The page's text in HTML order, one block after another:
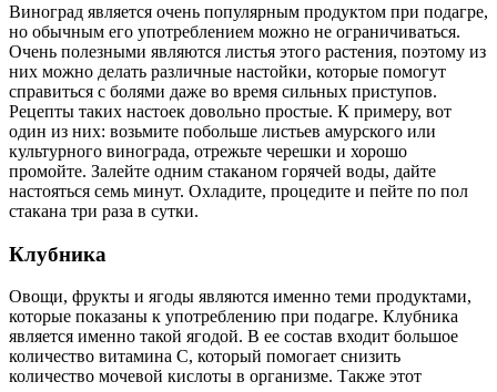
Виноград является очень популярным продуктом при подагре,
но обычным его употреблением можно не ограничиваться.
Очень полезными являются листья этого растения, поэтому из
них можно делать различные настойки, которые помогут
справиться с болями даже во время сильных приступов.
Рецепты таких настоек довольно простые. К примеру, вот
один из них: возьмите побольше листьев амурского или
культурного винограда, отрежьте черешки и хорошо
промойте. Залейте одним стаканом горячей воды, дайте
настояться семь минут. Охладите, процедите и пейте по пол
стакана три раза в сутки.
Клубника
Овощи, фрукты и ягоды являются именно теми продуктами,
которые показаны к употреблению при подагре. Клубника
является именно такой ягодой. В ее состав входит большое
количество витамина С, который помогает снизить
количество мочевой кислоты в организме. Также этот